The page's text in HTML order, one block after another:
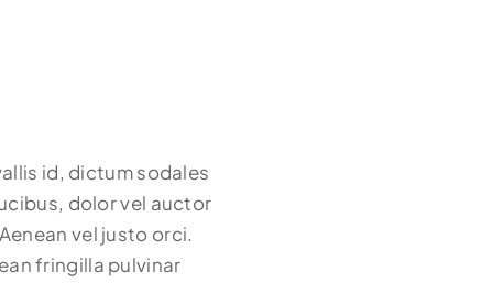
id, dictum sodales
dolor vel auctor
vel justo orci.
fringilla pulvinar